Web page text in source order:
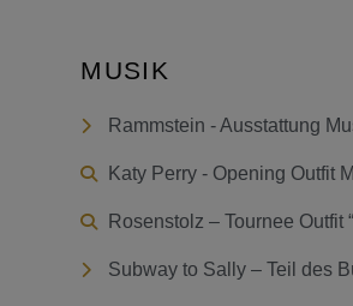
MUSIK
Rammstein - Ausstattung
Katy Perry - Opening Outfit
Rosenstolz – Tournee Outfit
Subway to Sally – Teil des